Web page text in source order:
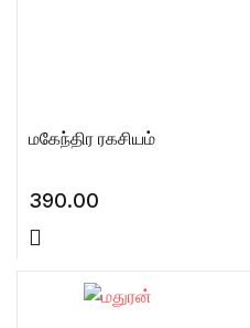
மகேந்திர ரகசியம்
390.00